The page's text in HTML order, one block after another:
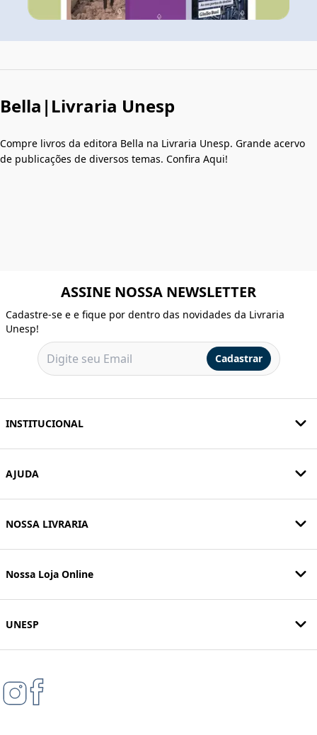
Bella|Livraria Unesp
Compre livros da editora Bella na Livraria Unesp. Grande acervo
de publicações de diversos temas. Confira Aqui!
ASSINE NOSSA NEWSLETTER
Cadastre-se e e fique por dentro das novidades da Livraria
Unesp!
Cadastrar
INSTITUCIONAL
AJUDA
NOSSA LIVRARIA
Nossa Loja Online
UNESP